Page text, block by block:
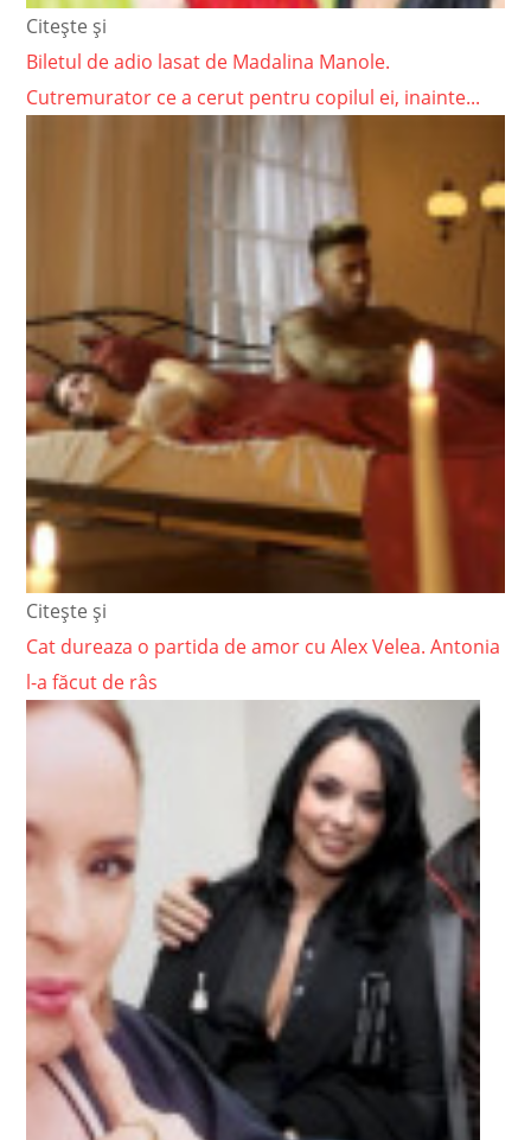
Citește și
Biletul de adio lasat de Madalina Manole.
Cutremurator ce a cerut pentru copilul ei, inainte...
Citește și
Cat dureaza o partida de amor cu Alex Velea. Antonia
l-a făcut de râs